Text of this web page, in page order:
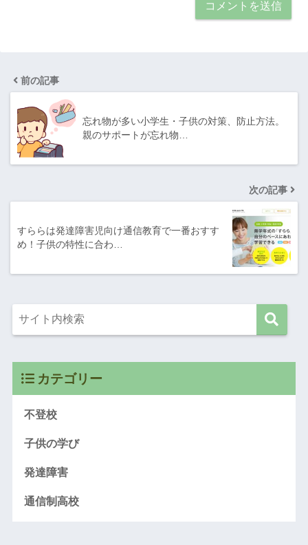
前の記事
忘れ物が多い小学生・子供の対策、防止方法。
親のサポートが忘れ物…
次の記事
すららは発達障害児向け通信教育で一番おすす
め！子供の特性に合わ…
カテゴリー
不登校
子供の学び
発達障害
通信制高校